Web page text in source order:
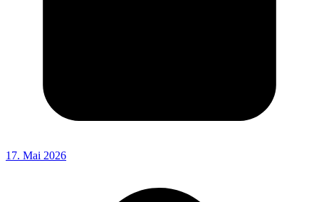
17. Mai 2026